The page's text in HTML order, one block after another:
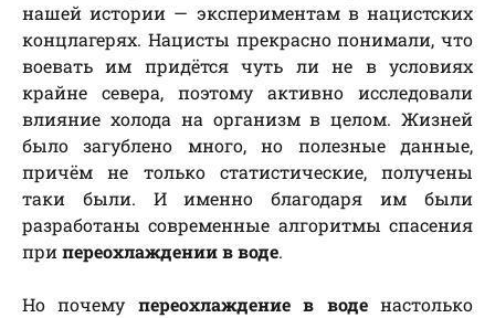
нашей истории — экспериментам в нацистских
концлагерях. Нацисты прекрасно понимали, что
воевать им придётся чуть ли не в условиях
крайне севера, поэтому активно исследовали
влияние холода на организм в целом. Жизней
было загублено много, но полезные данные,
причём не только статистические, получены
таки были. И именно благодаря им были
разработаны современные алгоритмы спасения
при переохлаждении в воде.
Но почему переохлаждение в воденастолько